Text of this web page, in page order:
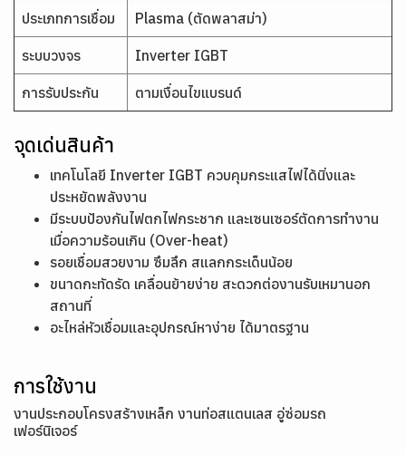
ประเภทการเชื่อม Plasma (ตัดพลาสม่า)
ระบบวงจร Inverter IGBT
การรับประกัน ตามเงื่อนไขแบรนด์
จุดเด่นสินค้า
เทคโนโลยี Inverter IGBT ควบคุมกระแสไฟได้นิ่งและ
ประหยัดพลังงาน
มีระบบป้องกันไฟตกไฟกระชาก และเซนเซอร์ตัดการทำงาน
เมื่อความร้อนเกิน (Over-heat)
รอยเชื่อมสวยงาม ซึมลึก สแลกกระเด็นน้อย
ขนาดกะทัดรัด เคลื่อนย้ายง่าย สะดวกต่องานรับเหมานอก
สถานที่
อะไหล่หัวเชื่อมและอุปกรณ์หาง่าย ได้มาตรฐาน
การใช้งาน
งานประกอบโครงสร้างเหล็ก งานท่อสแตนเลส อู่ซ่อมรถ
เฟอร์นิเจอร์